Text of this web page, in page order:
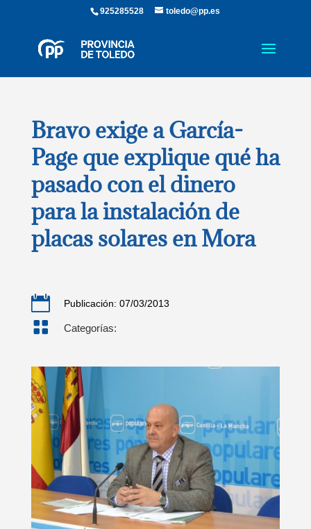
925285528 toledo@pp.es
Bravo exige a García-
Page que explique qué ha
pasado con el dinero
para la instalación de
placas solares en Mora
 Publicación: 07/03/2013
 Categorías: